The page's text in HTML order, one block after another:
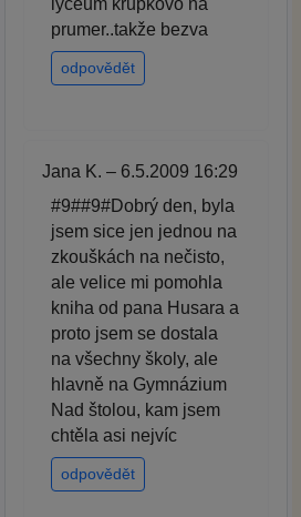
prumer..takže bezva
odpovědět
Jana K. – 6.5.2009 16:29
#9##9#Dobrý den, byla
jsem sice jen jednou na
zkouškách na nečisto,
ale velice mi pomohla
kniha od pana Husara a
proto jsem se dostala
na všechny školy, ale
hlavně na Gymnázium
Nad štolou, kam jsem
chtěla asi nejvíc
odpovědět